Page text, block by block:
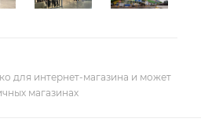
для интернет-магазина и может
магазинах